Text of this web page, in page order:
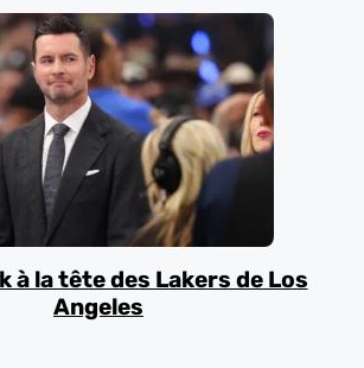
à la tête des Lakers de Los
Angeles